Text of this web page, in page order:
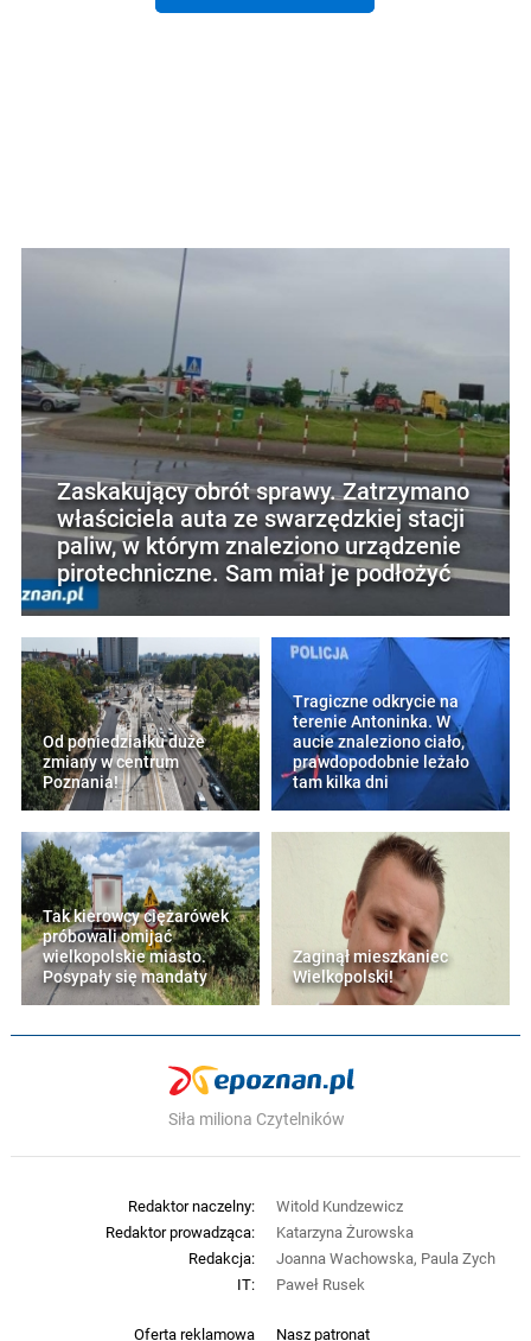
Zaskakujący obrót sprawy. Zatrzymano
właściciela auta ze swarzędzkiej stacji
paliw, w którym znaleziono urządzenie
pirotechniczne. Sam miał je podłożyć
Od poniedziałku duże
zmiany w centrum
Poznania!
Tragiczne odkrycie na
terenie Antoninka. W
aucie znaleziono ciało,
prawdopodobnie leżało
tam kilka dni
Tak kierowcy ciężarówek
próbowali omijać
wielkopolskie miasto.
Posypały się mandaty
Zaginął mieszkaniec
Wielkopolski!
Siła miliona Czytelników
Oferta reklamowa Nasz patronat
Redaktor naczelny:
Witold Kundzewicz
Redaktor prowadząca:
Katarzyna Żurowska
Redakcja:
Joanna Wachowska, Paula Zych
IT:
Paweł Rusek